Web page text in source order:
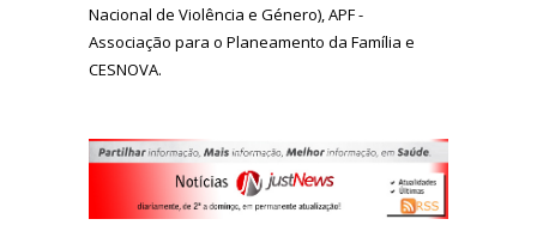
Nacional de Violência e Género), APF -
Associação para o Planeamento da Família e
CESNOVA.